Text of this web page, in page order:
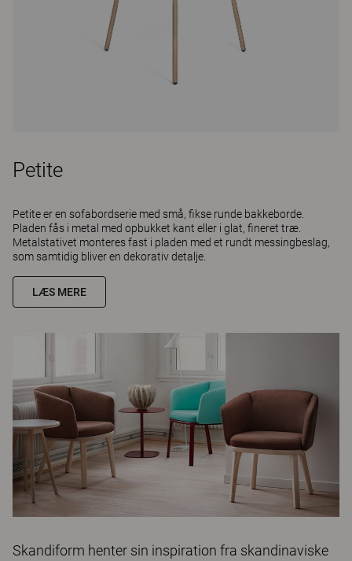
Petite
Petite er en sofabordserie med små, fikse runde bakkeborde.
Pladen fås i metal med opbukket kant eller i glat, fineret træ.
Metalstativet monteres fast i pladen med et rundt messingbeslag,
som samtidig bliver en dekorativ detalje.
LÆS MERE
Skandiform henter sin inspiration fra skandinaviske